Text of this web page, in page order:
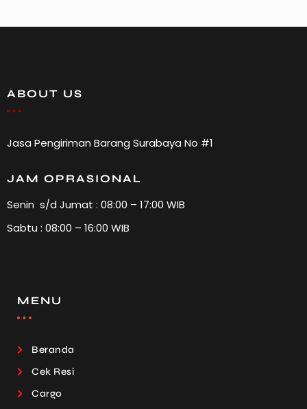
ABOUT US
Jasa Pengiriman Barang Surabaya No #1
JAM OPRASIONAL
Senin s/d Jumat : 08:00 – 17:00 WIB
Sabtu : 08:00 – 16:00 WIB
MENU
Beranda
Cek Resi
Cargo